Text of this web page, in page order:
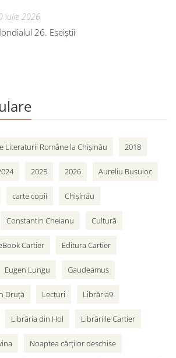
iulie 2026
26. Eseiștii
Literaturii Române la Chișinău 2018
2025 2026 Aureliu Busuioc
carte copii Chișinău
Constantin Cheianu Cultură
Cartier Editura Cartier
Eugen Lungu Gaudeamus
Druță Lecturi Librăria9
Librăria din Hol Librăriile Cartier
Noaptea cărților deschise